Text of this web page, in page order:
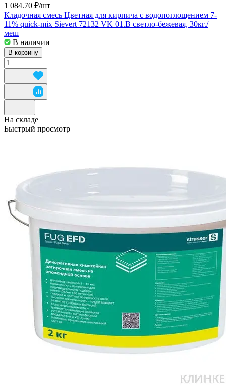
1 084.70 ₽/шт
Кладочная смесь Цветная для кирпича с водопоглощением 7-
11% quick-mix Sievert 72132 VK 01.B светло-бежевая, 30кг./
меш
В наличии
В корзину
На складе
Быстрый просмотр